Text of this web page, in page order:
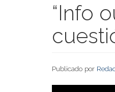
“Info
Publicado por